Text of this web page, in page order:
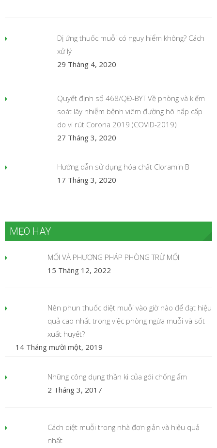
Dị ứng thuốc muỗi có nguy hiểm không? Cách
xử lý
29 Tháng 4, 2020
Quyết định số 468/QĐ-BYT Về phòng và kiểm
soát lây nhiễm bệnh viêm đường hô hấp cấp
do vi rút Corona 2019 (COVID-2019)
27 Tháng 3, 2020
Hướng dẫn sử dụng hóa chất Cloramin B
17 Tháng 3, 2020
MẸO HAY
MỐI VÀ PHƯƠNG PHÁP PHÒNG TRỪ MỐI
15 Tháng 12, 2022
Nên phun thuốc diệt muỗi vào giờ nào để đạt hiệu
quả cao nhất trong việc phòng ngừa muỗi và sốt
xuất huyết?
14 Tháng mười một, 2019
Những công dụng thần kì của gói chống ẩm
2 Tháng 3, 2017
Cách diệt muỗi trong nhà đơn giản và hiệu quả
nhất